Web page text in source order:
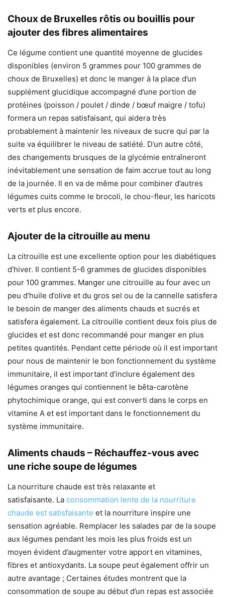
Choux de Bruxelles rôtis ou bouillis pour
ajouter des fibres alimentaires
Ce légume contient une quantité moyenne de glucides
disponibles (environ 5 grammes pour 100 grammes de
choux de Bruxelles) et donc le manger à la place d’un
supplément glucidique accompagné d’une portion de
protéines (poisson / poulet / dinde / bœuf maigre / tofu)
formera un repas satisfaisant, qui aidera très
probablement à maintenir les niveaux de sucre qui par la
suite va équilibrer le niveau de satiété. D’un autre côté,
des changements brusques de la glycémie entraîneront
inévitablement une sensation de faim accrue tout au long
de la journée. Il en va de même pour combiner d’autres
légumes cuits comme le brocoli, le chou-fleur, les haricots
verts et plus encore.
Ajouter de la citrouille au menu
La citrouille est une excellente option pour les diabétiques
d’hiver. Il contient 5-6 grammes de glucides disponibles
pour 100 grammes. Manger une citrouille au four avec un
peu d’huile d’olive et du gros sel ou de la cannelle satisfera
le besoin de manger des aliments chauds et sucrés et
satisfera également. La citrouille contient deux fois plus de
glucides et est donc recommandé pour manger en plus
petites quantités. Pendant cette période où il est important
pour nous de maintenir le bon fonctionnement du système
immunitaire, il est important d’inclure également des
légumes oranges qui contiennent le bêta-carotène
phytochimique orange, qui est converti dans le corps en
vitamine A et est important dans le fonctionnement du
système immunitaire.
Aliments chauds – Réchauffez-vous avec
une riche soupe de légumes
La nourriture chaude est très relaxante et
satisfaisante. La consommation lente de la nourriture
chaude est satisfaisante et la nourriture inspire une
sensation agréable. Remplacer les salades par de la soupe
aux légumes pendant les mois les plus froids est un
moyen évident d’augmenter votre apport en vitamines,
fibres et antioxydants. La soupe peut également offrir un
autre avantage ; Certaines études montrent que la
consommation de soupe au début d’un repas est associée